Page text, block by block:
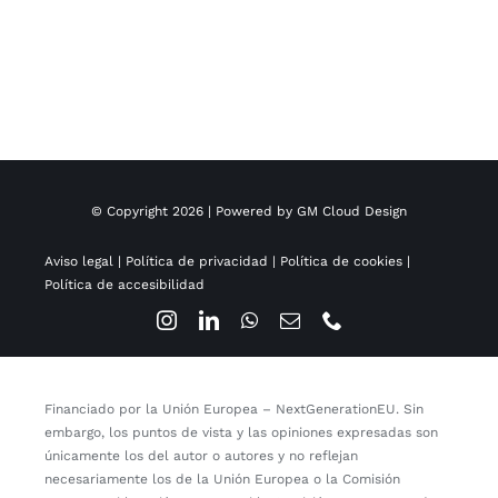
© Copyright 2026 | Powered by GM Cloud Design
Aviso legal | Política de privacidad | Política de cookies |
Política de accesibilidad
Financiado por la Unión Europea – NextGenerationEU. Sin
embargo, los puntos de vista y las opiniones expresadas son
únicamente los del autor o autores y no reflejan
necesariamente los de la Unión Europea o la Comisión